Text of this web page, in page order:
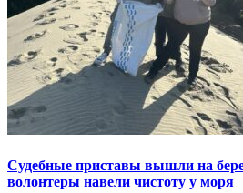
Судебные приставы вышли на
волонтеры навели чистоту у моря